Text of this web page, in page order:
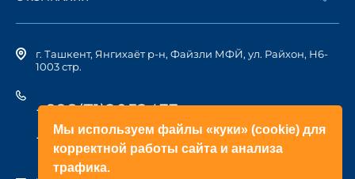
Мы используем файлы «куки» (cookie) для
корректной работы сайта и анализа
трафика.
История компании
г. Ташкент, Янгихаёт р-н, Файзли МФЙ, ул. Райхон, Н6-
1003 стр.
+998(71)2052433
+998(71)2052422